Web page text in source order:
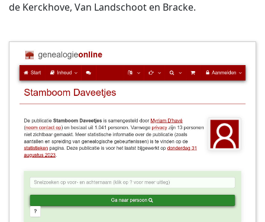
de Kerckhove, Van Landschoot en Bracke.